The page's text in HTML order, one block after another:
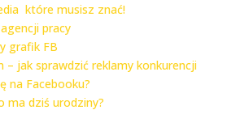
które musisz znać!
pracy
grafik FB
– jak sprawdzić reklamy konkurencji
na Facebooku?
ma dziś urodziny?